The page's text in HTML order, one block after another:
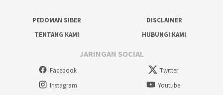
PEDOMAN SIBER
DISCLAIMER
TENTANG KAMI
HUBUNGI KAMI
JARINGAN SOCIAL
Facebook
Twitter
Instagram
Youtube